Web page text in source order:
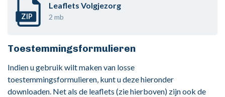
ZIP
Leaflets Volgjezorg
2 mb
Toestemmingsformulieren
Indien u gebruik wilt maken van losse
toestemmingsformulieren, kunt u deze hieronder
downloaden. Net als de leaflets (zie hierboven) zijn ook de